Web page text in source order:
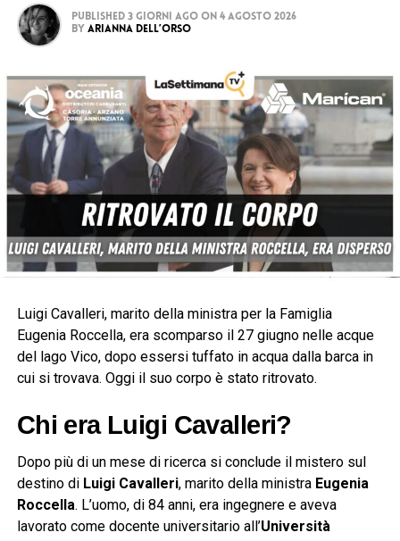
Published 3 giorni ago on 4 Agosto 2026
By Arianna Dell’Orso
Luigi Cavalleri, marito della ministra per la Famiglia
Eugenia Roccella, era scomparso il 27 giugno nelle acque
del lago Vico, dopo essersi tuffato in acqua dalla barca in
cui si trovava. Oggi il suo corpo è stato ritrovato.
Chi era Luigi Cavalleri?
Dopo più di un mese di ricerca si conclude il mistero sul
destino di Luigi Cavalleri, marito della ministra Eugenia
Roccella. L’uomo, di 84 anni, era ingegnere e aveva
lavorato come docente universitario all’Università